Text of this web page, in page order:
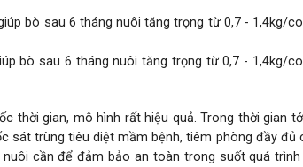
bò sau 6 tháng nuôi tăng trọng từ 0,7 - 1,4kg/
thời gian, mô hình rất hiệu quả. Trong thời gian
sát trùng tiêu diệt mầm bệnh, tiêm phòng đầy đủ
cần để đảm bảo an toàn trong suốt quá trình